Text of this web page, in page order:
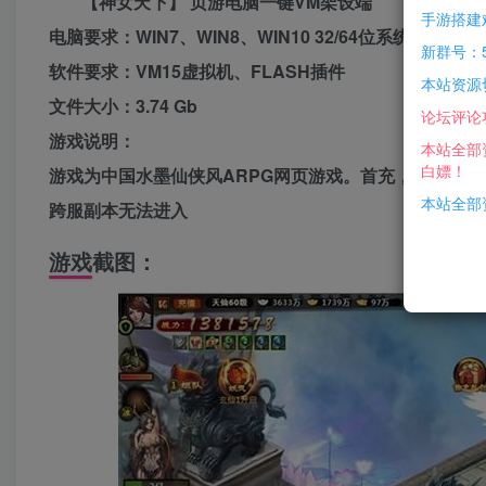
电脑要求：WIN7、WIN8、WIN10 32/64位系统
软件要求：VM15虚拟机、FLASH插件
文件大小：3.74 Gb
游戏说明：
游戏为中国水墨仙侠风ARPG网页游戏。首充，仙药林
跨服副本无法进入
游戏截图：
手游搭
新群号
本站资
论坛评
本站全
白嫖！
本站全